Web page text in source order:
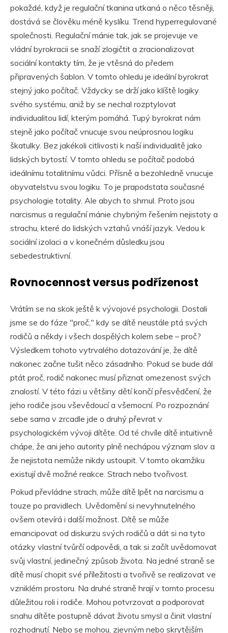
pokaždé, když je regulační tkanina utkaná o něco těsněji,
dostává se člověku méně kyslíku. Trend hyperregulované
společnosti. Regulační mánie tak, jak se projevuje ve
vládní byrokracii se snaží zlogičtit a zracionalizovat
sociální kontakty tím, že je vtěsná do předem
připravených šablon. V tomto ohledu je ideální byrokrat
stejný jako počítač. Vždycky se drží jako klíště logiky
svého systému, aniž by se nechal rozptylovat
individualitou lidí, kterým pomáhá. Tupý byrokrat nám
stejně jako počítač vnucuje svou neúprosnou logiku
škatulky. Bez jakékoli citlivosti k naší individualitě jako
lidských bytostí. V tomto ohledu se počítač podobá
ideálnímu totalitnímu vůdci. Přísně a bezohledně vnucuje
obyvatelstvu svou logiku. To je prapodstata současné
psychologie totality. Ale abych to shrnul. Proto jsou
narcismus a regulační mánie chybným řešením nejistoty a
strachu, které do lidských vztahů vnáší jazyk. Vedou k
sociální izolaci a v konečném důsledku jsou
sebedestruktivní.
Rovnocennost versus podřízenost
Vrátím se na skok ještě k vývojové psychologii. Dostali
jsme se do fáze "proč," kdy se dítě neustále ptá svých
rodičů a někdy i všech dospělých kolem sebe – proč?
Výsledkem tohoto vytrvalého dotazování je, že dítě
nakonec začne tušit něco zásadního. Pokud se bude dál
ptát proč, rodič nakonec musí přiznat omezenost svých
znalostí. V této fázi u většiny dětí končí přesvědčení, že
jeho rodiče jsou vševědoucí a všemocní. Po rozpoznání
sebe sama v zrcadle jde o druhý převrat v
psychologickém vývoji dítěte. Od té chvíle dítě intuitivně
chápe, že ani jeho autority plně nechápou význam slov a
že nejistota nemůže nikdy ustoupit. V tomto okamžiku
existují dvě možné reakce. Strach nebo tvořivost.
Pokud převládne strach, může dítě lpět na narcismu a
touze po pravidlech. Uvědomění si nevyhnutelného
ovšem otevírá i další možnost. Dítě se může
emancipovat od diskurzu svých rodičů a dát si na tyto
otázky vlastní tvůrčí odpovědi, a tak si začít uvědomovat
svůj vlastní, jedinečný způsob života. Na jedné straně se
dítě musí chopit své příležitosti a tvořivě se realizovat ve
vzniklém prostoru. Na druhé straně hrají v tomto procesu
důležitou roli i rodiče. Mohou potvrzovat a podporovat
snahu dítěte postupně dávat životu smysl a činit vlastní
rozhodnutí. Nebo se mohou, zjevným nebo skrytějším